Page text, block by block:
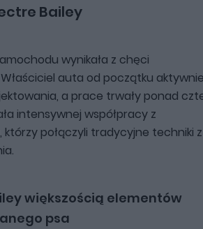
Bailey
wynikała z chęci
auta od początku aktywnie
a prace trwały ponad
intensywnej współpracy z
którzy połączyli tradycyjne techniki z
większością elementów
psa